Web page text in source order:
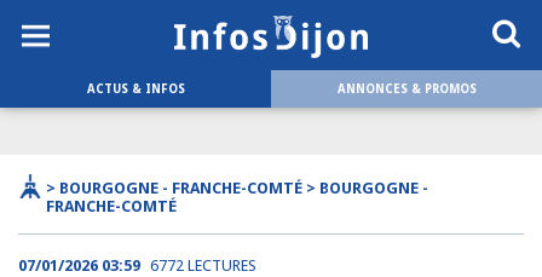
ACTUS & INFOS ANNONCES & PROMOS
> BOURGOGNE - FRANCHE-COMTÉ > BOURGOGNE -
FRANCHE-COMTÉ
07/01/2026 03:59 6772 LECTURES